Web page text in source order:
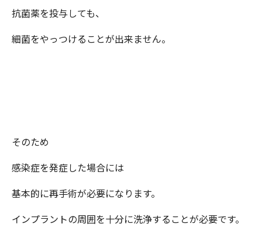
抗菌薬を投与しても、
細菌をやっつけることが出来ません。
そのため
感染症を発症した場合には
基本的に再手術が必要になります。
インプラントの周囲を十分に洗浄することが必要です。